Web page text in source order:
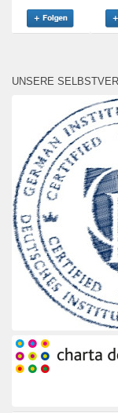
UNSERE